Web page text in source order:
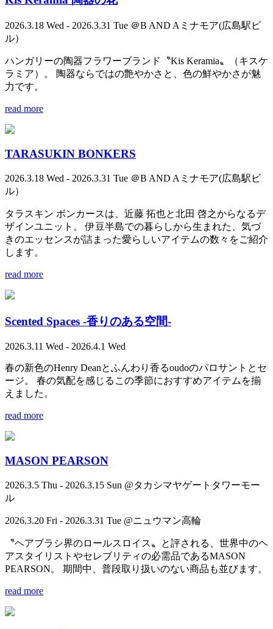
2026.3.18 Wed - 2026.3.31 Tue ＠B AND Aミナモア(広島駅ビ
ル）
ハンガリーの陶器フラワーブランド〝Kis Keramia〟（キスケ
ラミア）。 陶器ならではの艶やかさと、色の鮮やかさが魅
力です。
read more
TARASUKIN BONKERS
2026.3.18 Wed - 2026.3.31 Tue ＠B AND Aミナモア(広島駅ビ
ル）
タラスキン ボンカースは、近藤 拓也と北田 啓之からなるデ
ザインユニット。 伊豆半島での暮らしから生まれた、気づ
きのエッセンスが詰まった愛らしいアイテムの数々をご紹介
します。
read more
Scented Spaces -香りのある空間-
2026.3.11 Wed - 2026.4.1 Wed
春の新色のHenry Deanとふんわり香るoudoのパロサントとセ
ージ。 春の気配を感じるこの季節におすすめアイテムを揃
えました。
read more
MASON PEARSON
2026.3.5 Thu - 2026.3.15 Sun @タカシマヤゲートタワーモー
ル
2026.3.20 Fri - 2026.3.31 Tue @ニュウマン高輪
〝ヘアブラシ界のロールスロイス〟と評される、世界中のヘ
アスタイリストやセレブリティの必需品であるMASON
PEARSON。 期間中、普段取り扱いのない商品も並びます。
read more